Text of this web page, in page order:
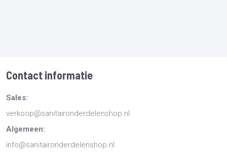
Contact informatie
Sales:
verkoop@sanitaironderdelenshop.nl
Algemeen:
info@sanitaironderdelenshop.nl